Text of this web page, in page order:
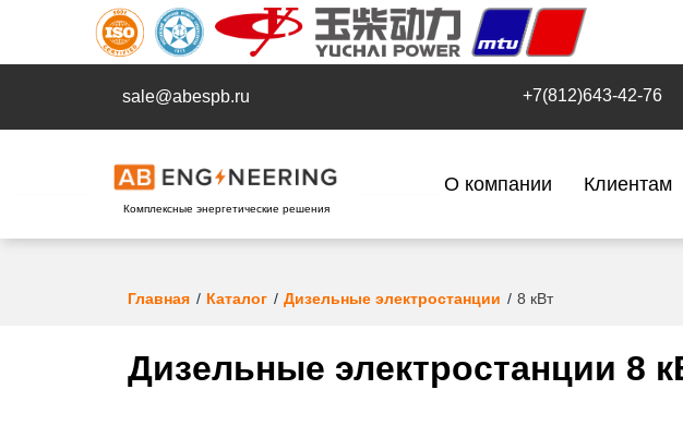
sale@abespb.ru +7(812)643-42-76
Комплексные энергетические решения
О компании Клиентам
Главная Каталог Дизельные электростанции 8 кВт
Дизельные электростанции 8